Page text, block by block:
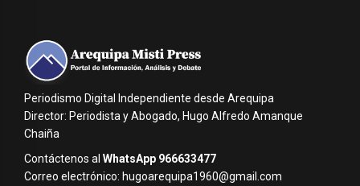
Periodismo Digital Independiente desde Arequipa
Director: Periodista y Abogado, Hugo Alfredo Amanque
Chaiña
Contáctenos al WhatsApp 966633477
Correo electrónico: hugoarequipa1960@gmail.com